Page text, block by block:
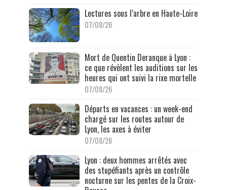
Lectures sous l’arbre en Haute-Loire
07/08/26
Mort de Quentin Deranque à Lyon :
ce que révèlent les auditions sur les
heures qui ont suivi la rixe mortelle
07/08/26
Départs en vacances : un week-end
chargé sur les routes autour de
Lyon, les axes à éviter
07/08/26
Lyon : deux hommes arrêtés avec
des stupéfiants après un contrôle
nocturne sur les pentes de la Croix-